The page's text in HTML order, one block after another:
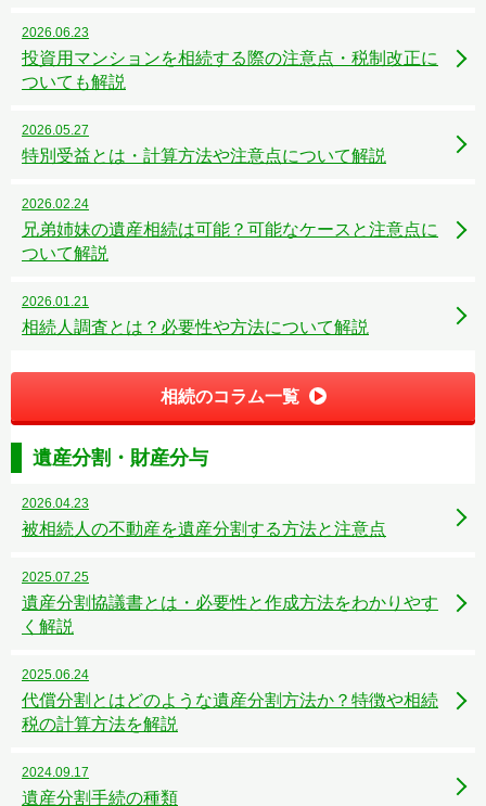
2026.06.23
投資用マンションを相続する際の注意点・税制改正に
ついても解説
2026.05.27
特別受益とは・計算方法や注意点について解説
2026.02.24
兄弟姉妹の遺産相続は可能？可能なケースと注意点に
ついて解説
2026.01.21
相続人調査とは？必要性や方法について解説
相続のコラム一覧
遺産分割・財産分与
2026.04.23
被相続人の不動産を遺産分割する方法と注意点
2025.07.25
遺産分割協議書とは・必要性と作成方法をわかりやす
く解説
2025.06.24
代償分割とはどのような遺産分割方法か？特徴や相続
税の計算方法を解説
2024.09.17
遺産分割手続の種類